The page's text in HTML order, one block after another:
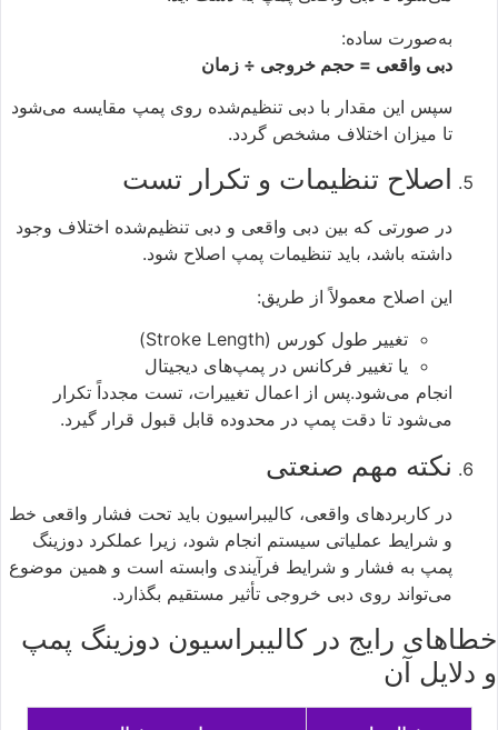
به‌صورت ساده:
دبی واقعی = حجم خروجی ÷ زمان
سپس این مقدار با دبی تنظیم‌شده روی پمپ مقایسه می‌شود
تا میزان اختلاف مشخص گردد.
اصلاح تنظیمات و تکرار تست
در صورتی که بین دبی واقعی و دبی تنظیم‌شده اختلاف وجود
داشته باشد، باید تنظیمات پمپ اصلاح شود.
این اصلاح معمولاً از طریق:
تغییر طول کورس (Stroke Length)
یا تغییر فرکانس در پمپ‌های دیجیتال
انجام می‌شود.پس از اعمال تغییرات، تست مجدداً تکرار
می‌شود تا دقت پمپ در محدوده قابل قبول قرار گیرد.
نکته مهم صنعتی
در کاربردهای واقعی، کالیبراسیون باید تحت فشار واقعی خط
و شرایط عملیاتی سیستم انجام شود، زیرا عملکرد دوزینگ
پمپ به فشار و شرایط فرآیندی وابسته است و همین موضوع
می‌تواند روی دبی خروجی تأثیر مستقیم بگذارد.
خطاهای رایج در کالیبراسیون دوزینگ پمپ
و دلایل آن